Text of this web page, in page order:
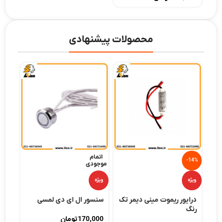
محصولات پیشنهادی
-14%
ویژه
درایور ریموت مینی دیمر تک
رنگ
اتمام
موجودی
ویژه
سنسور ال ای دی لمسی
170,000تومان